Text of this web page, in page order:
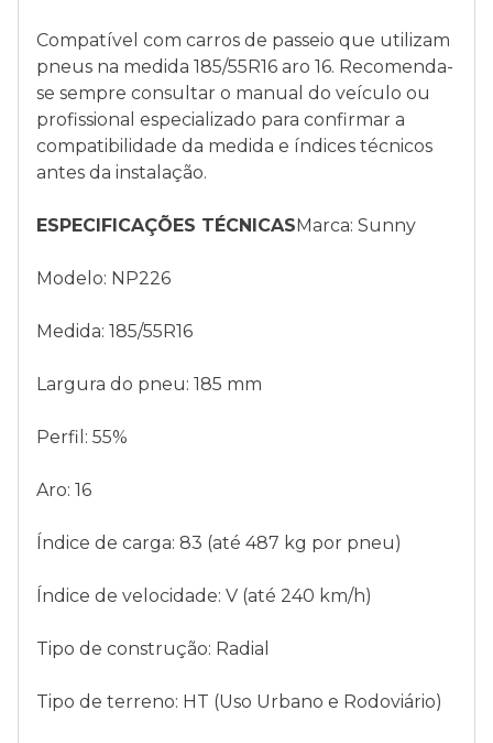
Compatível com carros de passeio que utilizam
pneus na medida 185/55R16 aro 16. Recomenda-
se sempre consultar o manual do veículo ou
profissional especializado para confirmar a
compatibilidade da medida e índices técnicos
antes da instalação.
ESPECIFICAÇÕES TÉCNICASMarca: Sunny
Modelo: NP226
Medida: 185/55R16
Largura do pneu: 185 mm
Perfil: 55%
Aro: 16
Índice de carga: 83 (até 487 kg por pneu)
Índice de velocidade: V (até 240 km/h)
Tipo de construção: Radial
Tipo de terreno: HT (Uso Urbano e Rodoviário)